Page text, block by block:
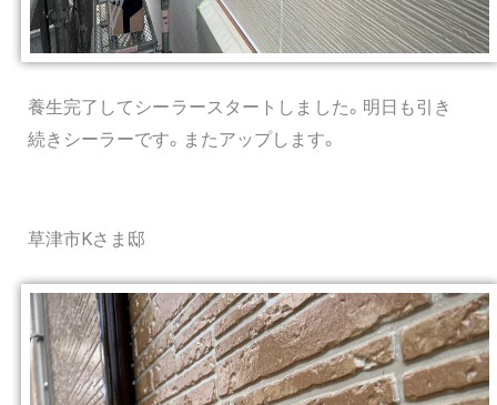
養生完了してシーラースタートしました。明日も引き
続きシーラーです。またアップします。
草津市Kさま邸